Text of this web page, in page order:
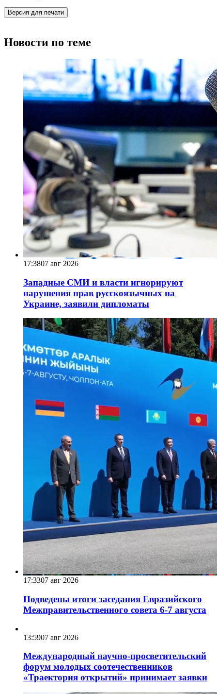
Версия для печати
Новости по теме
17:3807 авг 2026
Западные СМИ и власти игнорируют
нарушения прав русскоязычных на
Украине, заявили дипломаты
17:3307 авг 2026
Подведены итоги заседания Евразийского
Межправительственного совета 6-7 августа
13:5907 авг 2026
Международный научно-просветительский
форум молодых соотечественников
«Траектория открытий» принимает заявки